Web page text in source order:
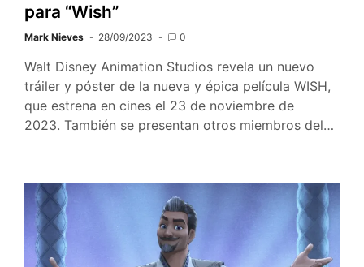
para “Wish”
Mark Nieves 28/09/2023 0
Walt Disney Animation Studios revela un nuevo
tráiler y póster de la nueva y épica película WISH,
que estrena en cines el 23 de noviembre de
2023. También se presentan otros miembros del…